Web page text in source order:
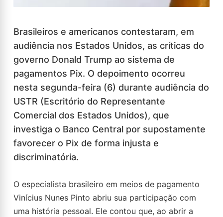
Brasileiros e americanos contestaram, em
audiência nos Estados Unidos, as críticas do
governo Donald Trump ao sistema de
pagamentos Pix. O depoimento ocorreu
nesta segunda-feira (6) durante audiência do
USTR (Escritório do Representante
Comercial dos Estados Unidos), que
investiga o Banco Central por supostamente
favorecer o Pix de forma injusta e
discriminatória.
O especialista brasileiro em meios de pagamento
Vinícius Nunes Pinto abriu sua participação com
uma história pessoal. Ele contou que, ao abrir a